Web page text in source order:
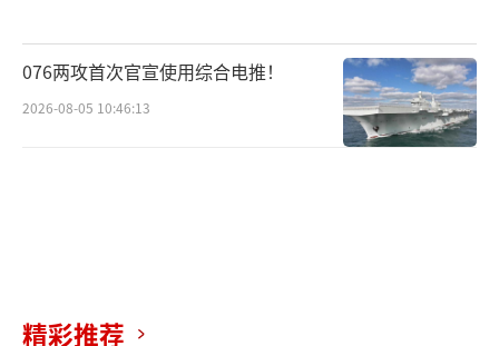
076两攻首次官宣使用综合电推！
2026-08-05 10:46:13
精彩推荐